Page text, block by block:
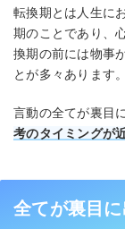
転換期とは人生に
期のことであり、
換期の前には物事
とが多々あります。
言動の全てが裏目
考のタイミングが
全てが裏目